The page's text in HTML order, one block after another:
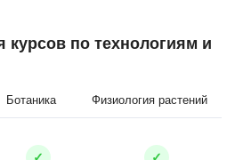
курсов по технологиям и
Ботаника Физиология растений